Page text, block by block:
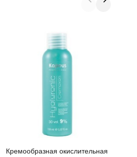
Кремообразная окислительная